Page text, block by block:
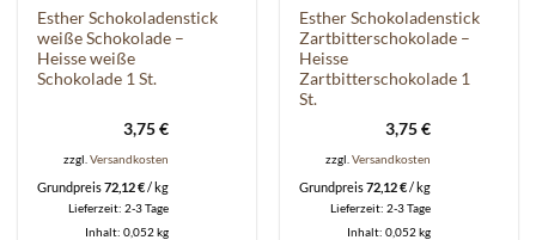
Esther Schokoladenstick
weiße Schokolade –
Heisse weiße
Schokolade 1 St.
3,75€
zzgl.Versandkosten
Grundpreis72,12€/kg
Lieferzeit:2-3 Tage
Inhalt: 0,052kg
Esther Schokoladenstick
Zartbitterschokolade –
Heisse
Zartbitterschokolade 1
St.
3,75€
zzgl.Versandkosten
Grundpreis72,12€/kg
Lieferzeit:2-3 Tage
Inhalt: 0,052kg